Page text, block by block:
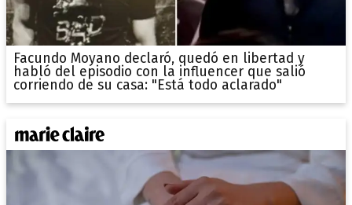
Facundo Moyano declaró, quedó en libertad y
habló del episodio con la influencer que salió
corriendo de su casa: "Está todo aclarado"